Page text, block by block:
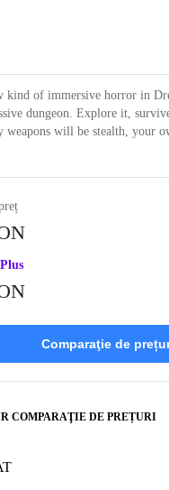
kind of immersive horror in
dungeon. Explore it,
weapons will be stealth, your
Comparaţie de
COMPARAŢIE DE PREȚURI